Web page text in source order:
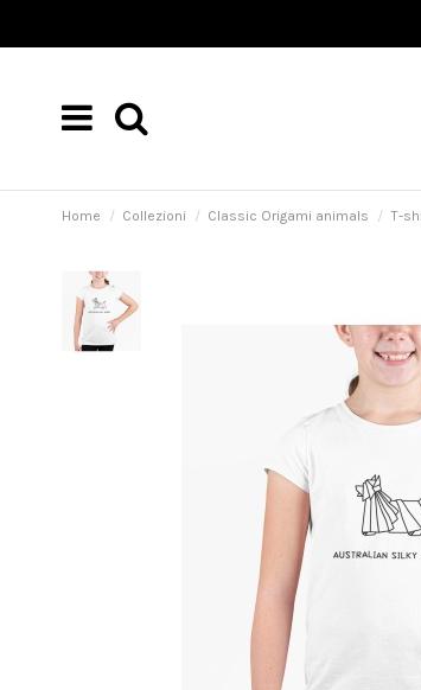
Home Collezioni Classic Origami animals T-